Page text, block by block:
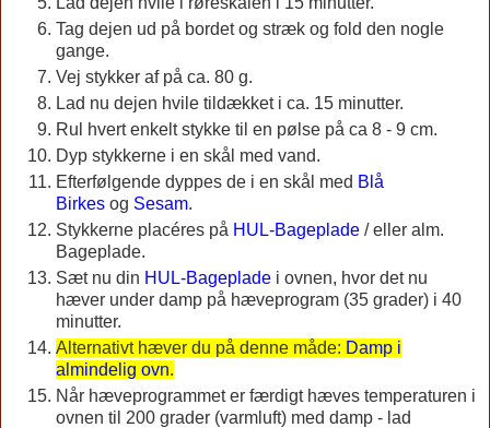
Tag dejen ud på bordet og stræk og fold den nogle
gange.
Vej stykker af på ca. 80 g.
Lad nu dejen hvile tildækket i ca. 15 minutter.
Rul hvert enkelt stykke til en pølse på ca 8 - 9 cm.
Dyp stykkerne i en skål med vand.
Efterfølgende dyppes de i en skål med Blå
Birkes og Sesam.
Stykkerne placéres på HUL-Bageplade / eller alm.
Bageplade.
Sæt nu din HUL-Bageplade i ovnen, hvor det nu
hæver under damp på hæveprogram (35 grader) i 40
minutter.
Alternativt hæver du på denne måde: Damp i
almindelig ovn.
Når hæveprogrammet er færdigt hæves temperaturen i
ovnen til 200 grader (varmluft) med damp - lad